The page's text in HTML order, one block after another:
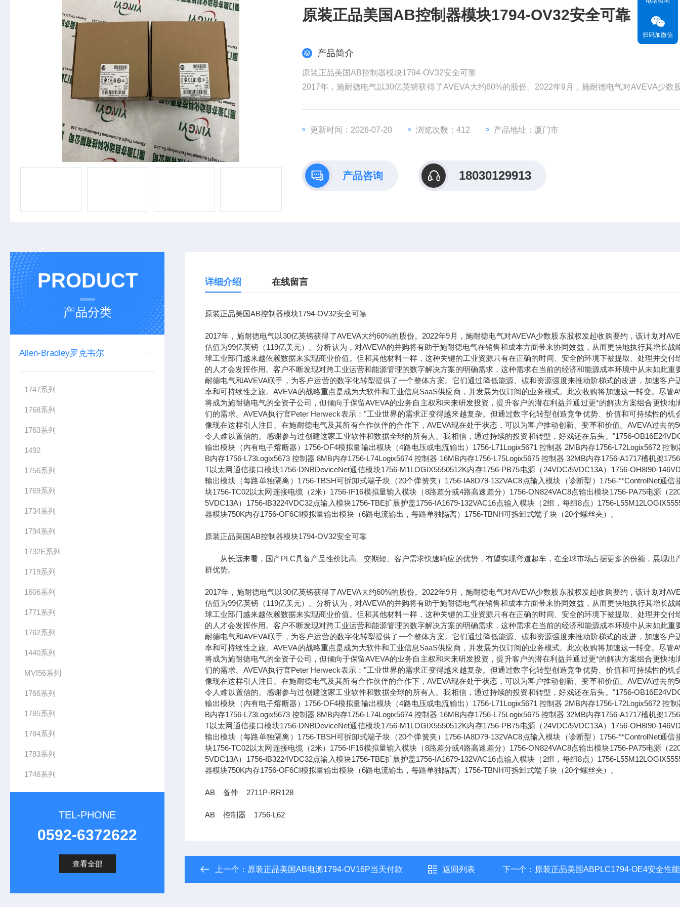
原装正品美国AB控制器模块1794-OV32安全可靠
产品简介
原装正品美国AB控制器模块1794-OV32安全可靠
2017年，施耐德电气以30亿英镑获得了AVEVA大约60%的股份。2022年9月，施耐德电气对AVEVA少数
全球工业部门越来越依赖数据来实现商业价值。但和其他材料一
更新时间：2026-07-20 浏览次数：412 产品地址：厦门市
产品咨询 18030129913
PRODUCT
产品分类
Allen-Bradley罗克韦尔
1747系列
1768系列
1763系列
1492
1756系列
1769系列
1734系列
1794系列
1732E系列
1719系列
1606系列
1771系列
1762系列
1440系列
MVI56系列
1766系列
1785系列
1784系列
1783系列
1746系列
TEL-PHONE
0592-6372622
查看全部
详细介绍 在线留言
原装正品美国AB控制器模块1794-OV32安全可靠
2017年，施耐德电气以30亿英镑获得了AVEVA大约60%的股份。2022年9月，施耐德电气对AVEVA少数股东股权发起收购要约，该计划对
估值为99亿英镑（119亿美元）。分析认为，对AVEVA的并购将有助于施耐德电气在销售和成本方面带来协同效益，从而更快地执行其增长战
球工业部门越来越依赖数据来实现商业价值。但和其他材料一样，这种关键的工业资源只有在正确的时间、安全的环境下被提取、处理并交付
的人才会发挥作用。客户不断发现对跨工业运营和能源管理的数字解决方案的明确需求，这种需求在当前的经济和能源成本环境中从未如此重
耐德电气和AVEVA联手，为客户运营的数字化转型提供了一个整体方案。它们通过降低能源、碳和资源强度来推动阶梯式的改进，加速客户
率和可持续性之旅。AVEVA的战略重点是成为大软件和工业信息SaaS供应商，并发展为仅订阅的业务模式。此次收购将加速这一转变。尽管
将成为施耐德电气的全资子公司，但倾向于保留AVEVA的业务自主权和未来研发投资，提升客户的潜在利益并通过更*的解决方案组合更快地
们的需求。AVEVA执行官Peter Herweck表示："工业世界的需求正变得越来越复杂。但通过数字化转型创造竞争优势、价值和可持续性的机
像现在这样引人注目。在施耐德电气及其所有合作伙伴的合作下，AVEVA现在处于状态，可以为客户推动创新、变革和价值。AVEVA过去的
令人难以置信的。感谢参与过创建这家工业软件和数据全球的所有人。我相信，通过持续的投资和转型，好戏还在后头。"1756-
输出模块（内有电子熔断器）1756-OF4模拟量输出模块（4路电压或电流输出）1756-L71Logix5671 控制器 2MB内存1756-L72Logix5672 控制
B内存1756-L73Logix5673 控制器 8MB内存1756-L74Logix5674 控制器 16MB内存1756-L75Logix5675 控制器 32MB内存1756-A1717槽机架
T以太网通信接口模块1756-DNBDeviceNet通信模块1756-M1LOGIX5550512K内存1756-PB75电源（24VDC/5VDC13A）1756-OH8I90-
输出模块（每路单独隔离）1756-TBSH可拆卸式端子块（20个弹簧夹）1756-IA8D79-132VAC8点输入模块（诊断型）1756-**ControlNet通信
块1756-TC02以太网连接电缆（2米）1756-IF16模拟量输入模块（8路差分或4路高速差分）1756-ON824VAC8点输出模块1756-PA75电源（
5VDC13A）1756-IB3224VDC32点输入模块1756-TBE扩展护盖1756-IA1679-132VAC16点输入模块（2组，每组8点）1756-
器模块750K内存1756-OF6CI模拟量输出模块（6路电流输出，每路单独隔离）1756-TBNH可拆卸式端子块（20个螺丝夹）。
原装正品美国AB控制器模块1794-OV32安全可靠
从长远来看，国产PLC具备产品性价比高、交期短、客户需求快速响应的优势，有望实现弯道超车，在全球市场占据更多的份额，展现出
群优势。
2017年，施耐德电气以30亿英镑获得了AVEVA大约60%的股份。2022年9月，施耐德电气对AVEVA少数股东股权发起收购要约，该计划对
估值为99亿英镑（119亿美元）。分析认为，对AVEVA的并购将有助于施耐德电气在销售和成本方面带来协同效益，从而更快地执行其增长战
球工业部门越来越依赖数据来实现商业价值。但和其他材料一样，这种关键的工业资源只有在正确的时间、安全的环境下被提取、处理并交付
的人才会发挥作用。客户不断发现对跨工业运营和能源管理的数字解决方案的明确需求，这种需求在当前的经济和能源成本环境中从未如此重
耐德电气和AVEVA联手，为客户运营的数字化转型提供了一个整体方案。它们通过降低能源、碳和资源强度来推动阶梯式的改进，加速客户
率和可持续性之旅。AVEVA的战略重点是成为大软件和工业信息SaaS供应商，并发展为仅订阅的业务模式。此次收购将加速这一转变。尽管
将成为施耐德电气的全资子公司，但倾向于保留AVEVA的业务自主权和未来研发投资，提升客户的潜在利益并通过更*的解决方案组合更快地
们的需求。AVEVA执行官Peter Herweck表示："工业世界的需求正变得越来越复杂。但通过数字化转型创造竞争优势、价值和可持续性的机
像现在这样引人注目。在施耐德电气及其所有合作伙伴的合作下，AVEVA现在处于状态，可以为客户推动创新、变革和价值。AVEVA过去的
令人难以置信的。感谢参与过创建这家工业软件和数据全球的所有人。我相信，通过持续的投资和转型，好戏还在后头。"1756-
输出模块（内有电子熔断器）1756-OF4模拟量输出模块（4路电压或电流输出）1756-L71Logix5671 控制器 2MB内存1756-L72Logix5672 控制
B内存1756-L73Logix5673 控制器 8MB内存1756-L74Logix5674 控制器 16MB内存1756-L75Logix5675 控制器 32MB内存1756-A1717槽机架
T以太网通信接口模块1756-DNBDeviceNet通信模块1756-M1LOGIX5550512K内存1756-PB75电源（24VDC/5VDC13A）1756-OH8I90-
输出模块（每路单独隔离）1756-TBSH可拆卸式端子块（20个弹簧夹）1756-IA8D79-132VAC8点输入模块（诊断型）1756-**ControlNet通信
块1756-TC02以太网连接电缆（2米）1756-IF16模拟量输入模块（8路差分或4路高速差分）1756-ON824VAC8点输出模块1756-PA75电源（
5VDC13A）1756-IB3224VDC32点输入模块1756-TBE扩展护盖1756-IA1679-132VAC16点输入模块（2组，每组8点）1756-
器模块750K内存1756-OF6CI模拟量输出模块（6路电流输出，每路单独隔离）1756-TBNH可拆卸式端子块（20个螺丝夹）。
AB 备件 2711P-RR128
AB 控制器 1756-L62
上一个： 原装正品美国AB电源1794-OV16P当天付款 返回列表 下一个： 原装正品美国ABPLC1794-OE4安全性
扫码加微信